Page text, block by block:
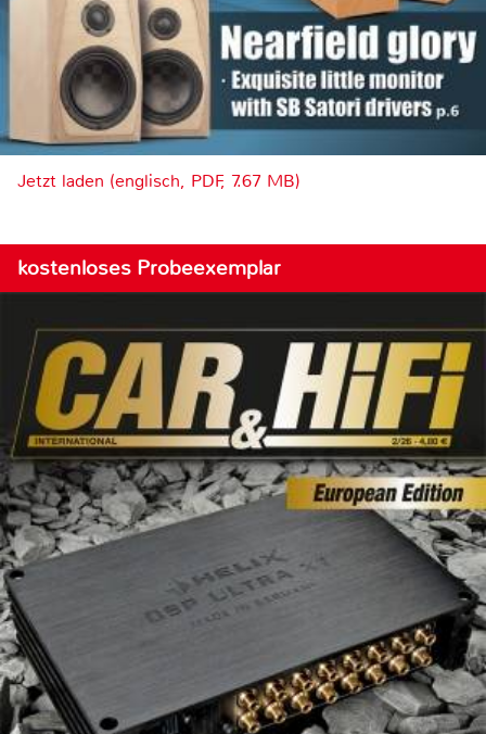
Jetzt laden (englisch, PDF, 7.67 MB)
kostenloses Probeexemplar